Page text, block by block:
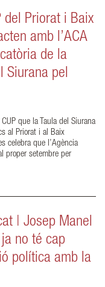
del Priorat i Baix
amb l’ACA
de la
Siurana pel
que la Taula del Siurana
al Priorat i al Baix
celebra que l’Agència
proper setembre per
| Josep Manel
no té cap
política amb la